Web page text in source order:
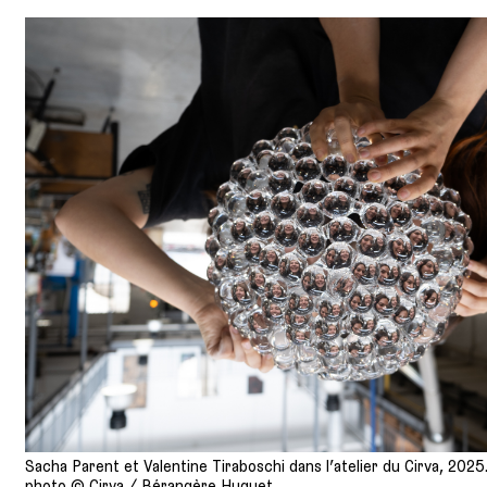
Sacha Parent et Valentine Tiraboschi dans l’atelier du Cirva, 2025.